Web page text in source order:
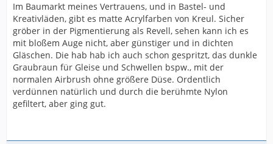
Im Baumarkt meines Vertrauens, und in Bastel- und
Kreativläden, gibt es matte Acrylfarben von Kreul. Sicher
gröber in der Pigmentierung als Revell, sehen kann ich es
mit bloßem Auge nicht, aber günstiger und in dichten
Gläschen. Die hab hab ich auch schon gespritzt, das dunkle
Graubraun für Gleise und Schwellen bspw., mit der
normalen Airbrush ohne größere Düse. Ordentlich
verdünnen natürlich und durch die berühmte Nylon
gefiltert, aber ging gut.